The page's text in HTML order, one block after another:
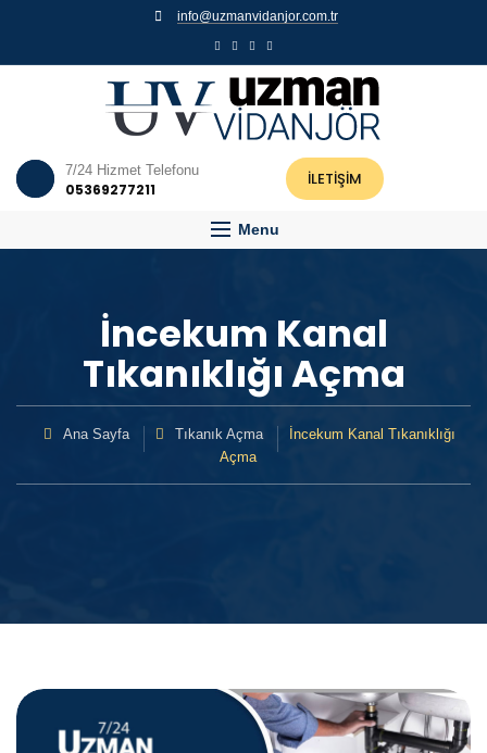
info@uzmanvidanjor.com.tr
7/24 Hizmet Telefonu
05369277211 İLETİŞİM
Menu
İncekum Kanal
Tıkanıklığı Açma
Ana Sayfa Tıkanık Açma
İncekum Kanal Tıkanıklığı
Açma